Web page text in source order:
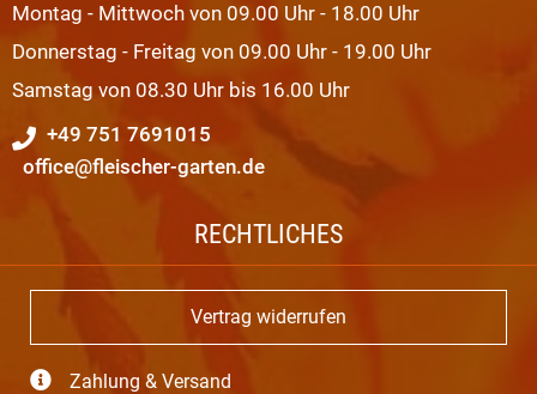
Montag - Mittwoch von 09.00 Uhr - 18.00 Uhr
Donnerstag - Freitag von 09.00 Uhr - 19.00 Uhr
Samstag von 08.30 Uhr bis 16.00 Uhr
+49 751 7691015
office@fleischer-garten.de
RECHTLICHES
Vertrag widerrufen
Zahlung & Versand